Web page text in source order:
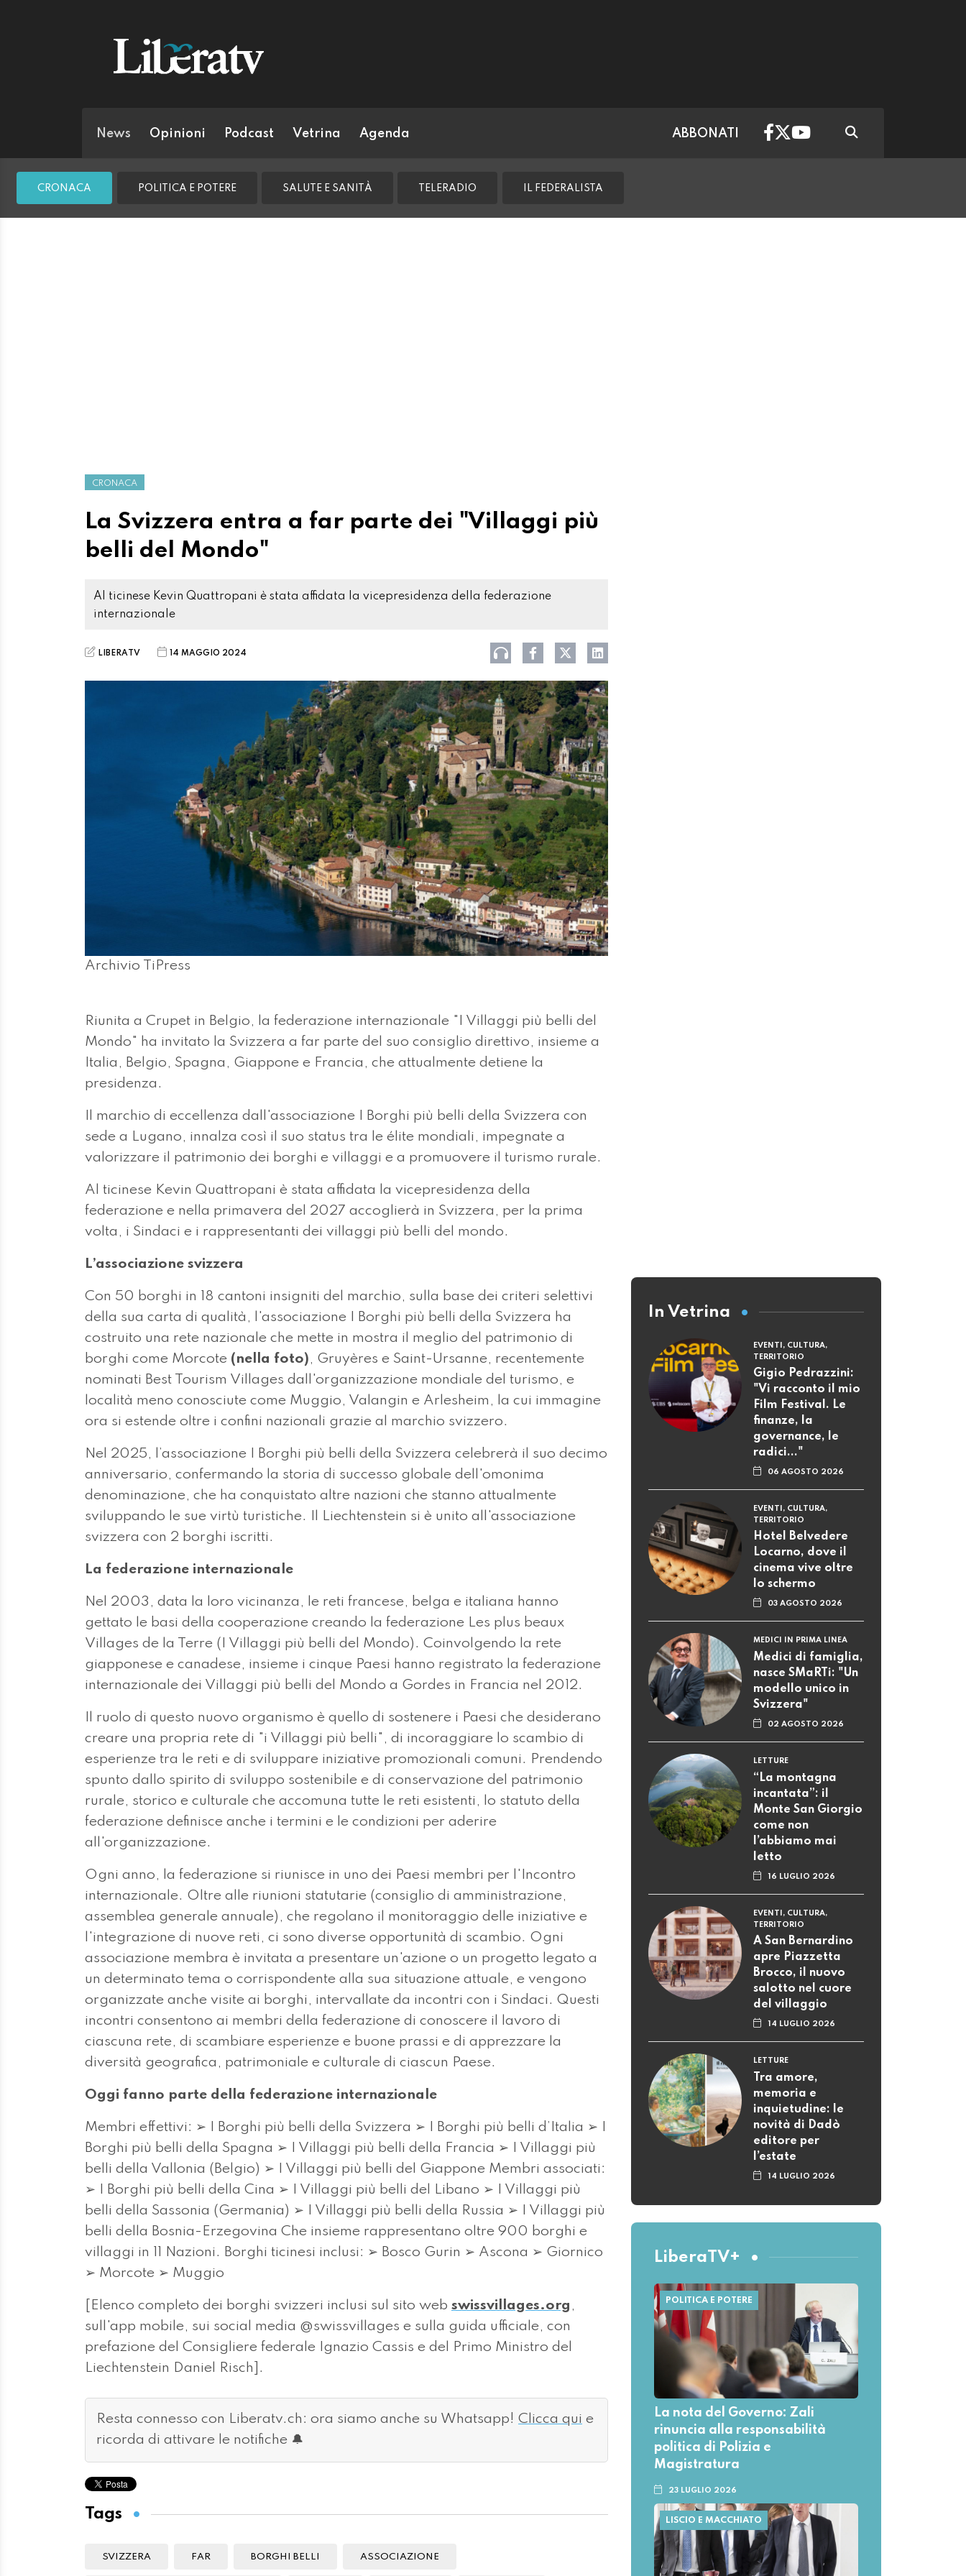
News Opinioni Podcast Vetrina Agenda ABBONATI
CRONACA POLITICA E POTERE SALUTE E SANITÀ TELERADIO IL FEDERALISTA
CRONACA
La Svizzera entra a far parte dei "Villaggi più
belli del Mondo"
Al ticinese Kevin Quattropani è stata affidata la vicepresidenza della federazione
internazionale
LIBERATV 14 MAGGIO 2024
Archivio TiPress
Riunita a Crupet in Belgio, la federazione internazionale "I Villaggi più belli del
Mondo" ha invitato la Svizzera a far parte del suo consiglio direttivo, insieme a
Italia, Belgio, Spagna, Giappone e Francia, che attualmente detiene la
presidenza.
Il marchio di eccellenza dall'associazione I Borghi più belli della Svizzera con
sede a Lugano, innalza così il suo status tra le élite mondiali, impegnate a
valorizzare il patrimonio dei borghi e villaggi e a promuovere il turismo rurale.
Al ticinese Kevin Quattropani è stata affidata la vicepresidenza della
federazione e nella primavera del 2027 accoglierà in Svizzera, per la prima
volta, i Sindaci e i rappresentanti dei villaggi più belli del mondo.
L’associazione svizzera
Con 50 borghi in 18 cantoni insigniti del marchio, sulla base dei criteri selettivi
della sua carta di qualità, l'associazione I Borghi più belli della Svizzera ha
costruito una rete nazionale che mette in mostra il meglio del patrimonio di
borghi come Morcote (nella foto) , Gruyères e Saint-Ursanne, recentemente
nominati Best Tourism Villages dall'organizzazione mondiale del turismo, e
località meno conosciute come Muggio, Valangin e Arlesheim, la cui immagine
ora si estende oltre i confini nazionali grazie al marchio svizzero.
Nel 2025, l’associazione I Borghi più belli della Svizzera celebrerà il suo decimo
anniversario, confermando la storia di successo globale dell'omonima
denominazione, che ha conquistato altre nazioni che stanno attualmente
sviluppando le sue virtù turistiche. Il Liechtenstein si è unito all'associazione
svizzera con 2 borghi iscritti.
La federazione internazionale
Nel 2003, data la loro vicinanza, le reti francese, belga e italiana hanno
gettato le basi della cooperazione creando la federazione Les plus beaux
Villages de la Terre (I Villaggi più belli del Mondo). Coinvolgendo la rete
giapponese e canadese, insieme i cinque Paesi hanno registrato la federazione
internazionale dei Villaggi più belli del Mondo a Gordes in Francia nel 2012.
Il ruolo di questo nuovo organismo è quello di sostenere i Paesi che desiderano
creare una propria rete di "i Villaggi più belli", di incoraggiare lo scambio di
esperienze tra le reti e di sviluppare iniziative promozionali comuni. Prendendo
spunto dallo spirito di sviluppo sostenibile e di conservazione del patrimonio
rurale, storico e culturale che accomuna tutte le reti esistenti, lo statuto della
federazione definisce anche i termini e le condizioni per aderire
all'organizzazione.
Ogni anno, la federazione si riunisce in uno dei Paesi membri per l'Incontro
internazionale. Oltre alle riunioni statutarie (consiglio di amministrazione,
assemblea generale annuale), che regolano il monitoraggio delle iniziative e
l'integrazione di nuove reti, ci sono diverse opportunità di scambio. Ogni
associazione membra è invitata a presentare un'azione o un progetto legato a
un determinato tema o corrispondente alla sua situazione attuale, e vengono
organizzate anche visite ai borghi, intervallate da incontri con i Sindaci. Questi
incontri consentono ai membri della federazione di conoscere il lavoro di
ciascuna rete, di scambiare esperienze e buone prassi e di apprezzare la
diversità geografica, patrimoniale e culturale di ciascun Paese.
Oggi fanno parte della federazione internazionale
Membri effettivi: ➢ I Borghi più belli della Svizzera ➢ I Borghi più belli d’Italia ➢ I
Borghi più belli della Spagna ➢ I Villaggi più belli della Francia ➢ I Villaggi più
belli della Vallonia (Belgio) ➢ I Villaggi più belli del Giappone Membri associati:
➢ I Borghi più belli della Cina ➢ I Villaggi più belli del Libano ➢ I Villaggi più
belli della Sassonia (Germania) ➢ I Villaggi più belli della Russia ➢ I Villaggi più
belli della Bosnia-Erzegovina Che insieme rappresentano oltre 900 borghi e
villaggi in 11 Nazioni. Borghi ticinesi inclusi: ➢ Bosco Gurin ➢ Ascona ➢ Giornico
➢ Morcote ➢ Muggio
[Elenco completo dei borghi svizzeri inclusi sul sito web swissvillages.org ,
sull'app mobile, sui social media @swissvillages e sulla guida ufficiale, con
prefazione del Consigliere federale Ignazio Cassis e del Primo Ministro del
Liechtenstein Daniel Risch].
Resta connesso con Liberatv.ch: ora siamo anche su Whatsapp! Clicca qui e
ricorda di attivare le notifiche 🔔
Tags
SVIZZERA FAR BORGHI BELLI ASSOCIAZIONE
In Vetrina
EVENTI, CULTURA,
TERRITORIO
Gigio Pedrazzini:
"Vi racconto il mio
Film Festival. Le
finanze, la
governance, le
radici..."
06 AGOSTO 2026
EVENTI, CULTURA,
TERRITORIO
Hotel Belvedere
Locarno, dove il
cinema vive oltre
lo schermo
03 AGOSTO 2026
MEDICI IN PRIMA LINEA
Medici di famiglia,
nasce SMaRTi: "Un
modello unico in
Svizzera"
02 AGOSTO 2026
LETTURE
“La montagna
incantata”: il
Monte San Giorgio
come non
l’abbiamo mai
letto
16 LUGLIO 2026
EVENTI, CULTURA,
TERRITORIO
A San Bernardino
apre Piazzetta
Brocco, il nuovo
salotto nel cuore
del villaggio
14 LUGLIO 2026
LETTURE
Tra amore,
memoria e
inquietudine: le
novità di Dadò
editore per
l’estate
14 LUGLIO 2026
LiberaTV+
POLITICA E POTERE
La nota del Governo: Zali
rinuncia alla responsabilità
politica di Polizia e
Magistratura
23 LUGLIO 2026
LISCIO E MACCHIATO